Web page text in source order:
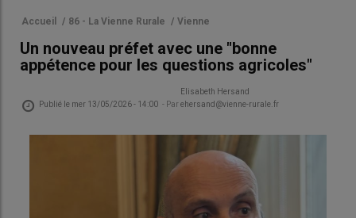
Accueil / 86 - La Vienne Rurale / Vienne
Un nouveau préfet avec une "bonne
appétence pour les questions agricoles"
Publié le mer 13/05/2026 - 14:00 - Par
Elisabeth Hersand
ehersand@vienne-rurale.fr